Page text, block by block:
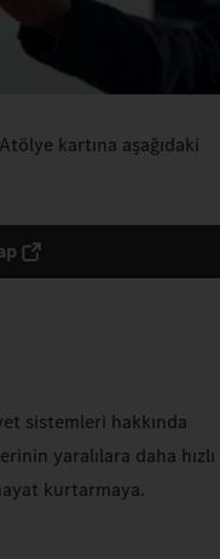
kartına aşağıdaki
sistemleri hakkında
yaralılara daha hızlı
kurtarmaya.